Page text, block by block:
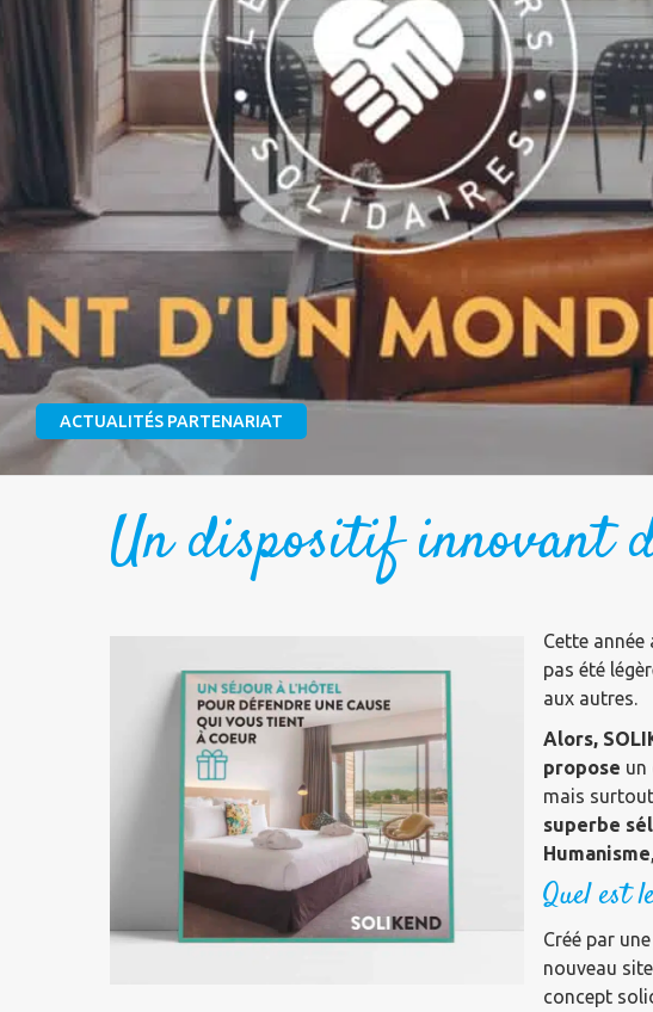
ACTUALITÉS PARTENARIAT
Un dispositif innovant
Cette
pas été
aux autres.
Alors,
propose un
mais surtout
superbe
Humanisme
Quel est
Créé par
nouveau
concept